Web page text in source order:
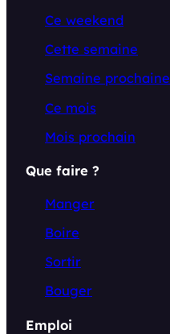
Ce weekend
Cette semaine
Semaine prochaine
Ce mois
Mois prochain
Que faire ?
Manger
Boire
Sortir
Bouger
Emploi